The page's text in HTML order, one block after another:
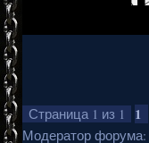
Страница 1 из 1 1
Модератор форума: